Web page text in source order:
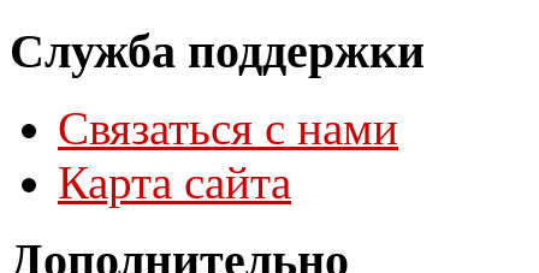
Служба поддержки
Связаться с нами
Карта сайта
Дополнительно